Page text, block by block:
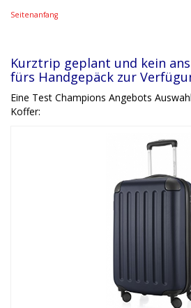
Seitenanfang
Kurztrip geplant und kein
fürs Handgepäck zur
Eine Test Champions Angebots
Koffer: